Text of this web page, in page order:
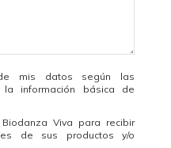
mis datos según las
información básica de
Viva para recibir
de sus productos y/o